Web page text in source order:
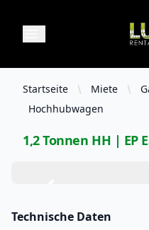
Startseite Miete
Hochhubwagen
1,2 Tonnen HH | EP
Technische Daten